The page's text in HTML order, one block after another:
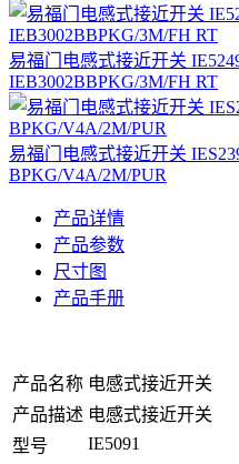
易福门电感式接近开关
IEB3002BBPKG/3M/FH RT
易福门电感式接近开关
BPKG/V4A/2M/PUR
产品详情
产品参数
尺寸图
产品手册
产品名称 电感式接近开关
产品描述 电感式接近开关
型号
IE5091